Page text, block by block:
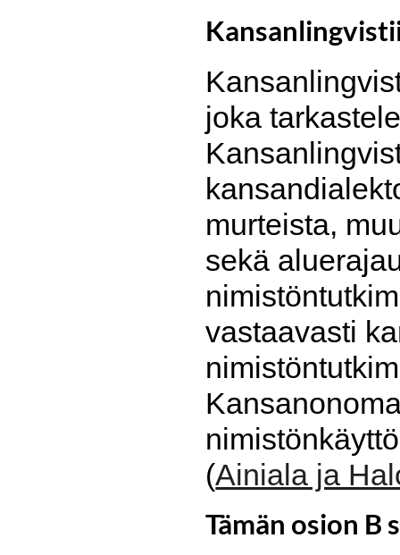
joka
murteista,
sekä
vastaavasti
(Ainiala ja
Tämän osion B